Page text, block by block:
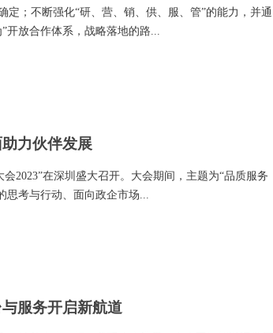
；不断强化“研、营、销、供、服、管”的能力，并通
开放合作体系，战略落地的路...
力伙伴发展
2023”在深圳盛大召开。大会期间，主题为“品质服务
思考与行动、面向政企市场...
服务开启新航道